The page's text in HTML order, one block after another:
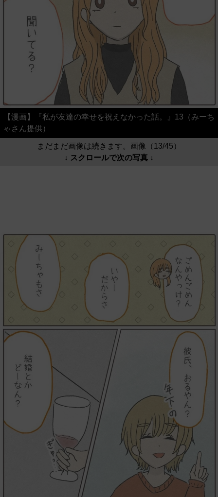
【漫画】『私が友達の幸せを祝えなかった話。』13（みーち
ゃさん提供）
まだまだ画像は続きます。画像（13/45）
↓ スクロールで次の写真 ↓